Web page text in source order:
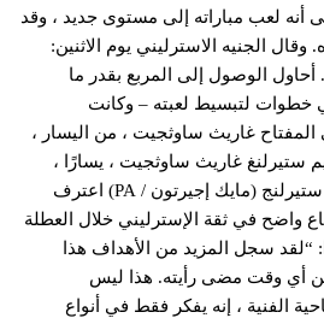
أنه لعب مباراته إلى مستوى جديد ، وقد
الجنيه الاسترليني يوم الاثنين:
أحاول الوصول إلى المربع بقدر ما
خطوات لتبسيط لعبته – وكانت
المفتاح غاريث ساوثجيت ، من اليسار ،
ستيرلنغ غاريث ساوثجيت ، يسارًا ،
لاحظ ارتفاعًا في ثقة رحيم ستيرلنج (مايك إجيرتون / PA) اعترف
واضح في ثقة الإسترليني خلال العطلة
“لقد سجل المزيد من الأهداف هذا
من أي وقت مضى رأيته. هذا ليس
الفنية ، إنه يفكر فقط في أنواع